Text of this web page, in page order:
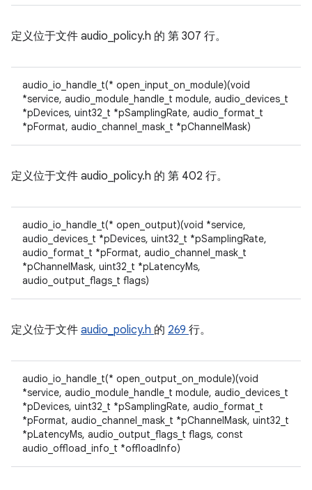
定义位于文件 audio_policy.h 的 第 307 行。
audio_io_handle_t(* open_input_on_module)(void
*service, audio_module_handle_t module, audio_devices_t
*pDevices, uint32_t *pSamplingRate, audio_format_t
*pFormat, audio_channel_mask_t *pChannelMask)
定义位于文件 audio_policy.h 的 第 402 行。
audio_io_handle_t(* open_output)(void *service,
audio_devices_t *pDevices, uint32_t *pSamplingRate,
audio_format_t *pFormat, audio_channel_mask_t
*pChannelMask, uint32_t *pLatencyMs,
audio_output_flags_t flags)
定义位于文件 audio_policy.h 的 269 行。
audio_io_handle_t(* open_output_on_module)(void
*service, audio_module_handle_t module, audio_devices_t
*pDevices, uint32_t *pSamplingRate, audio_format_t
*pFormat, audio_channel_mask_t *pChannelMask, uint32_t
*pLatencyMs, audio_output_flags_t flags, const
audio_offload_info_t *offloadInfo)